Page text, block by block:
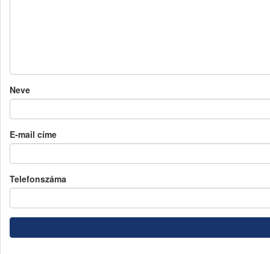
Neve
E-mail címe
Telefonszáma